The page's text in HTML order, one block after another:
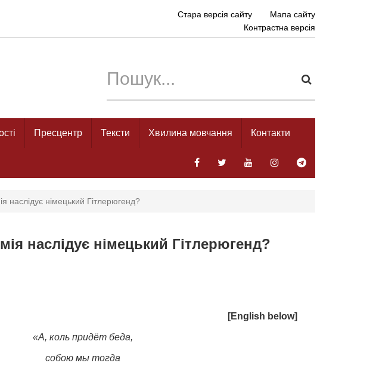
Стара версія сайту
Мапа сайту
Контрастна версія
Пресцентр Тексти Хвилина мовчання Контакти
наслідує німецький Гітлерюгенд?
наслідує німецький Гітлерюгенд?
[English below]
«А, коль придёт беда,
собою мы тогда